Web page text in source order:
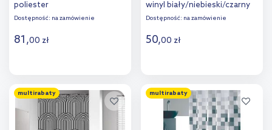
poliester
czarno/biała/drzewo ZP008
Dostępność: na zamówienie
81,00 zł
Dodaj do
porównania
winyl biały/niebieski/czarny
ZV010
Dostępność: na zamówienie
50,00 zł
Dodaj do
porównania
multirabaty multirabaty